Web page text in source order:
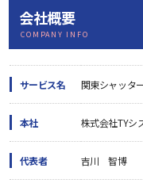
会社概要
COMPANY INFO
サービス名 関東シャッタ
本社 株式会社TYシ
代表者 吉川 智博